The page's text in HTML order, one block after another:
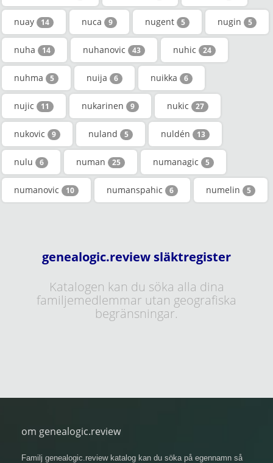
nuay 14 nuca 9 nugent 5 nugin 5
nuha 14 nuhanovic 43 nuhic 24
nuhma 5 nuija 6 nuikka 6
nujic 11 nukarinen 9 nukic 27
nukovic 9 nuland 5 nuldén 13
nulu 6 numan 25 numanagic 5
numanovic 10 numanspahic 6 numelin 5
genealogic.review släktregister
Katalogen kan du söka alla dina
familjemedlemmar utan geografiska
begränsningar.
om genealogic.review
Familj genealogic.review katalog kan du söka på egennamn så